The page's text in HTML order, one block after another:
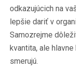
odkazujúcich na
lepšie dariť v
Samozrejme
kvantita, ale
smerujú.